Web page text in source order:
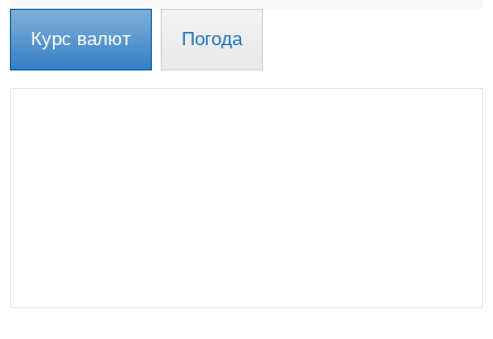
Курс валют Погода